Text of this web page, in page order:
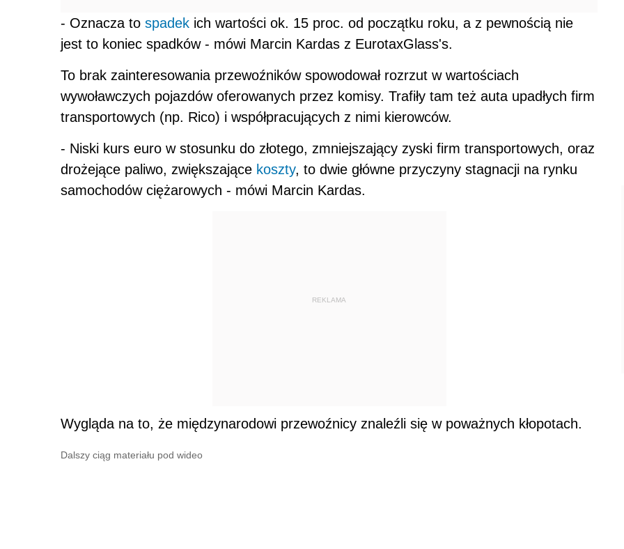
- Oznacza to spadek ich wartości ok. 15 proc. od początku roku, a z pewnością nie
jest to koniec spadków - mówi Marcin Kardas z EurotaxGlass's.
To brak zainteresowania przewoźników spowodował rozrzut w wartościach
wywoławczych pojazdów oferowanych przez komisy. Trafiły tam też auta upadłych firm
transportowych (np. Rico) i współpracujących z nimi kierowców.
- Niski kurs euro w stosunku do złotego, zmniejszający zyski firm transportowych, oraz
drożejące paliwo, zwiększające koszty, to dwie główne przyczyny stagnacji na rynku
samochodów ciężarowych - mówi Marcin Kardas.
REKLAMA
Wygląda na to, że międzynarodowi przewoźnicy znaleźli się w poważnych kłopotach.
Dalszy ciąg materiału pod wideo